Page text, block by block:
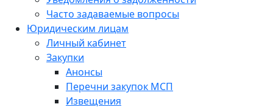
Часто задаваемые вопросы
Юридическим лицам
Личный кабинет
Закупки
Анонсы
Перечни закупок МСП
Извещения